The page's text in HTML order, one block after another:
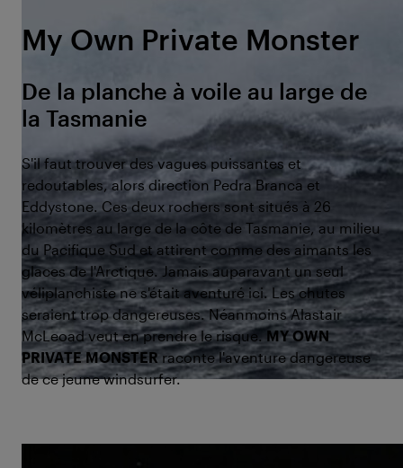
My Own Private Monster
De la planche à voile au large de
la Tasmanie
S'il faut trouver des vagues puissantes et
redoutables, alors direction Pedra Branca et
Eddystone. Ces deux rochers sont situés à 26
kilomètres au large de la côte de Tasmanie, au milieu
du Pacifique Sud et attirent comme des aimants les
glaces de l'Arctique. Jamais auparavant un seul
véliplanchiste ne s'était aventuré ici. Les chutes
seraient trop dangereuses. Néanmoins Alastair
McLeoad veut en prendre le risque.MY OWN
PRIVATE MONSTER raconte l'aventure dangereuse
de ce jeune windsurfer.